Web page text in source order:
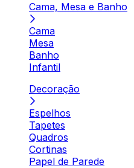
Cama, Mesa e Banho
Cama
Mesa
Banho
Infantil
Decoração
Espelhos
Tapetes
Quadros
Cortinas
Papel de Parede